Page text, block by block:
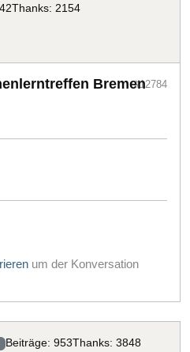
Thanks: 2154
Bremen#12784
um der Konversation
Beiträge: 953Thanks: 3848